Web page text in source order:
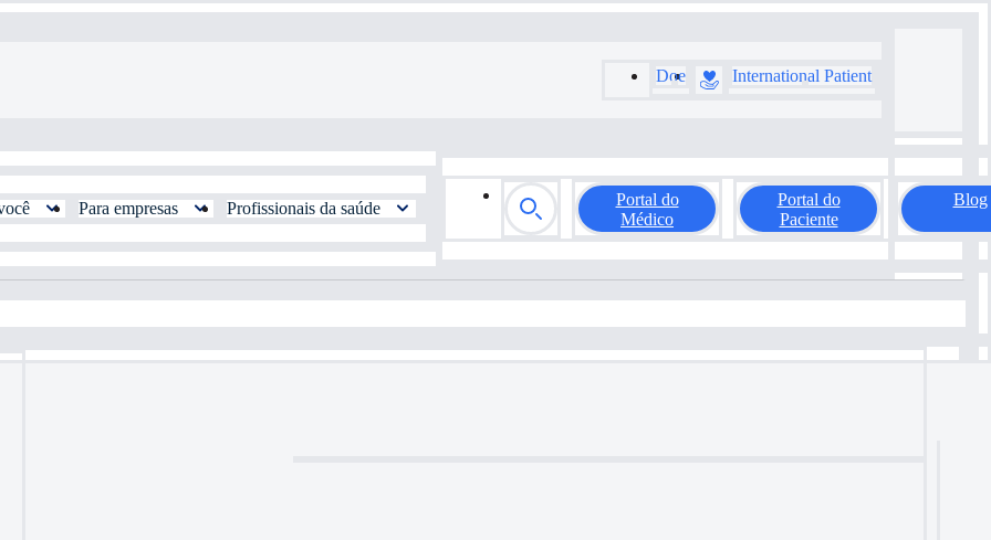
Doe International Patient
Para empresas Profissionais da saúde
Portal do
Médico
Portal do
Paciente
Blog